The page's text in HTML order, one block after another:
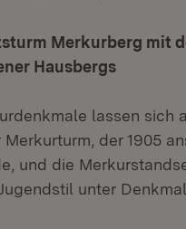
Merkurberg mit
Hausbergs
lassen sich
der 1905
und die
unter